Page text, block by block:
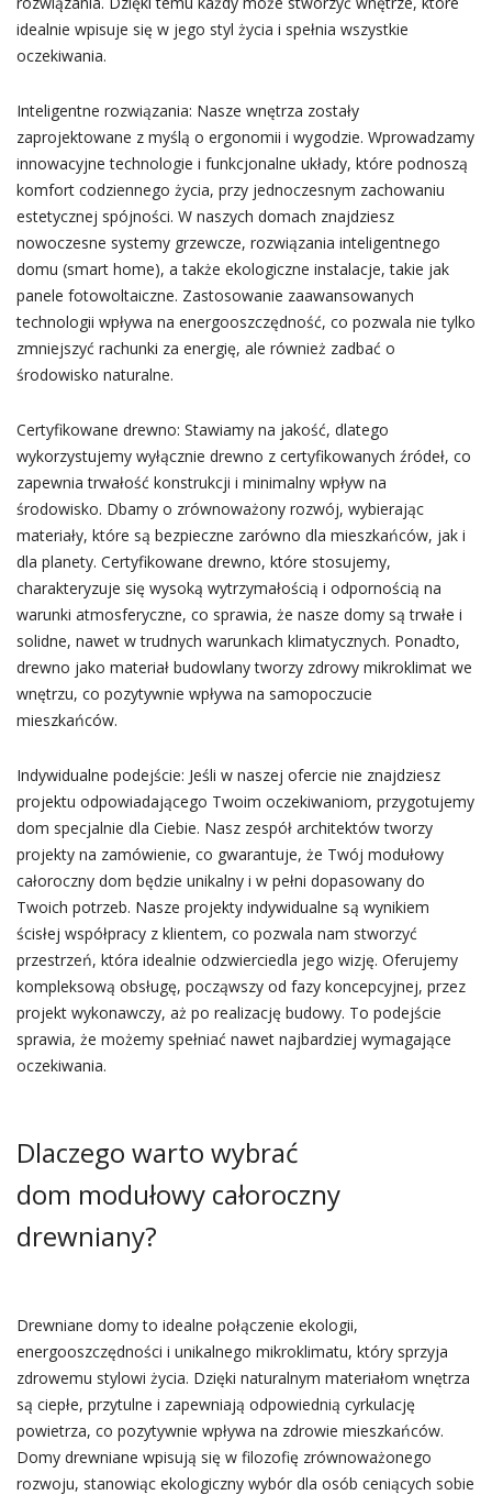
idealnie wpisuje się w jego styl życia i spełnia wszystkie
oczekiwania.
Inteligentne rozwiązania: Nasze wnętrza zostały
zaprojektowane z myślą o ergonomii i wygodzie. Wprowadzamy
innowacyjne technologie i funkcjonalne układy, które podnoszą
komfort codziennego życia, przy jednoczesnym zachowaniu
estetycznej spójności. W naszych domach znajdziesz
nowoczesne systemy grzewcze, rozwiązania inteligentnego
domu (smart home), a także ekologiczne instalacje, takie jak
panele fotowoltaiczne. Zastosowanie zaawansowanych
technologii wpływa na energooszczędność, co pozwala nie tylko
zmniejszyć rachunki za energię, ale również zadbać o
środowisko naturalne.
Certyfikowane drewno: Stawiamy na jakość, dlatego
wykorzystujemy wyłącznie drewno z certyfikowanych źródeł, co
zapewnia trwałość konstrukcji i minimalny wpływ na
środowisko. Dbamy o zrównoważony rozwój, wybierając
materiały, które są bezpieczne zarówno dla mieszkańców, jak i
dla planety. Certyfikowane drewno, które stosujemy,
charakteryzuje się wysoką wytrzymałością i odpornością na
warunki atmosferyczne, co sprawia, że nasze domy są trwałe i
solidne, nawet w trudnych warunkach klimatycznych. Ponadto,
drewno jako materiał budowlany tworzy zdrowy mikroklimat we
wnętrzu, co pozytywnie wpływa na samopoczucie
mieszkańców.
Indywidualne podejście: Jeśli w naszej ofercie nie znajdziesz
projektu odpowiadającego Twoim oczekiwaniom, przygotujemy
dom specjalnie dla Ciebie. Nasz zespół architektów tworzy
projekty na zamówienie, co gwarantuje, że Twój modułowy
całoroczny dom będzie unikalny i w pełni dopasowany do
Twoich potrzeb. Nasze projekty indywidualne są wynikiem
ścisłej współpracy z klientem, co pozwala nam stworzyć
przestrzeń, która idealnie odzwierciedla jego wizję. Oferujemy
kompleksową obsługę, począwszy od fazy koncepcyjnej, przez
projekt wykonawczy, aż po realizację budowy. To podejście
sprawia, że możemy spełniać nawet najbardziej wymagające
oczekiwania.
Dlaczego warto wybrać
dom modułowy całoroczny
drewniany?
Drewniane domy to idealne połączenie ekologii,
energooszczędności i unikalnego mikroklimatu, który sprzyja
zdrowemu stylowi życia. Dzięki naturalnym materiałom wnętrza
są ciepłe, przytulne i zapewniają odpowiednią cyrkulację
powietrza, co pozytywnie wpływa na zdrowie mieszkańców.
Domy drewniane wpisują się w filozofię zrównoważonego
rozwoju, stanowiąc ekologiczny wybór dla osób ceniących sobie